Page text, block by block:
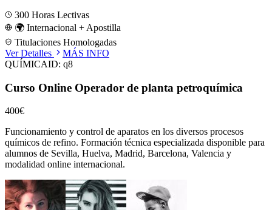
300 Horas Lectivas
🌍 Internacional + Apostilla
Titulaciones Homologadas
Ver Detalles
MÁS INFO
QUÍMICAID: q8
Curso Online Operador de planta petroquímica
400€
Funcionamiento y control de aparatos en los diversos procesos
químicos de refino. Formación técnica especializada disponible para
alumnos de Sevilla, Huelva, Madrid, Barcelona, Valencia y
modalidad online internacional.